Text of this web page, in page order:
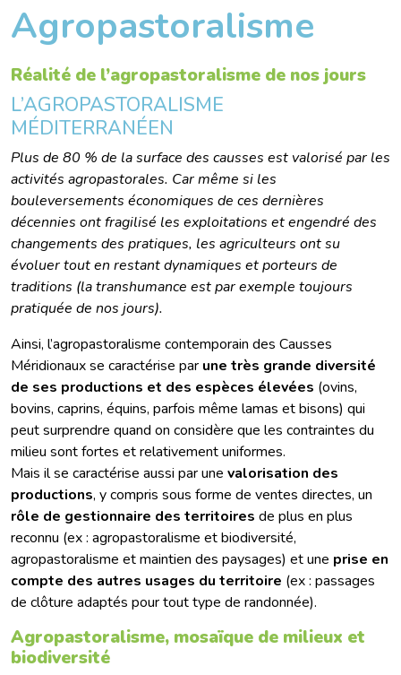
Agropastoralisme
Réalité de l’agropastoralisme de nos jours
L’AGROPASTORALISME
MÉDITERRANÉEN
Plus de 80 % de la surface des causses est valorisé par les
activités agropastorales. Car même si les
bouleversements économiques de ces dernières
décennies ont fragilisé les exploitations et engendré des
changements des pratiques, les agriculteurs ont su
évoluer tout en restant dynamiques et porteurs de
traditions (la transhumance est par exemple toujours
pratiquée de nos jours).
Ainsi, l’agropastoralisme contemporain des Causses
Méridionaux se caractérise par une très grande diversité
de ses productions et des espèces élevées (ovins,
bovins, caprins, équins, parfois même lamas et bisons) qui
peut surprendre quand on considère que les contraintes du
milieu sont fortes et relativement uniformes.
Mais il se caractérise aussi par une valorisation des
productions, y compris sous forme de ventes directes, un
rôle de gestionnaire des territoires de plus en plus
reconnu (ex : agropastoralisme et biodiversité,
agropastoralisme et maintien des paysages) et une prise en
compte des autres usages du territoire (ex : passages
de clôture adaptés pour tout type de randonnée).
Agropastoralisme, mosaïque de milieux et
biodiversité